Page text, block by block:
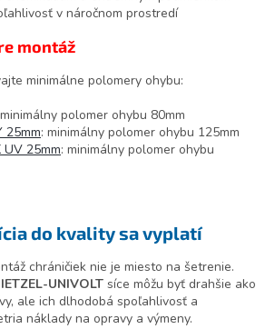
v náročnom prostredí
montáž
minimálne polomery ohybu:
polomer ohybu 80mm
25mm: minimálny polomer ohybu 125mm
UV 25mm: minimálny polomer ohybu
do kvality sa vyplatí
chráničiek nie je miesto na šetrenie.
UNIVOLT síce môžu byť drahšie ako
ale ich dlhodobá spoľahlivosť a
náklady na opravy a výmeny.